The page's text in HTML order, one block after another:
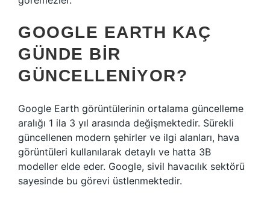
GOOGLE EARTH KAÇ
GÜNDE BIR
GÜNCELLENIYOR?
Google Earth görüntülerinin ortalama güncelleme
aralığı 1 ila 3 yıl arasında değişmektedir. Sürekli
güncellenen modern şehirler ve ilgi alanları, hava
görüntüleri kullanılarak detaylı ve hatta 3B
modeller elde eder. Google, sivil havacılık sektörü
sayesinde bu görevi üstlenmektedir.